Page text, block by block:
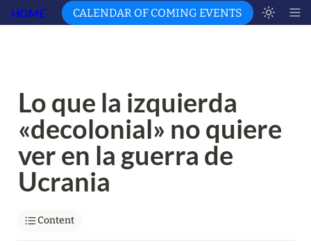
HOME CALENDAR OF COMING EVENTS
Lo que la izquierda
«decolonial» no quiere
ver en la guerra de
Ucrania
Content